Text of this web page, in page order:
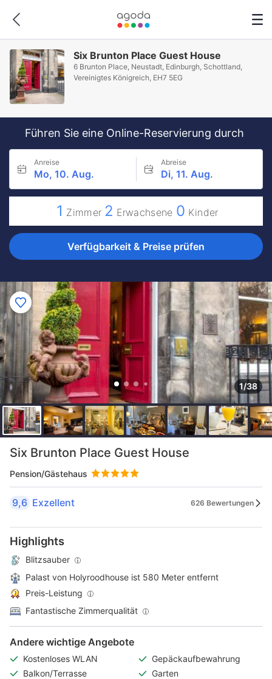
Six Brunton Place Guest House
6 Brunton Place, Neustadt, Edinburgh, Schottland,
Vereinigtes Königreich, EH7 5EG
Führen Sie eine Online-Reservierung durch
Anreise
Mo, 10. Aug.
Abreise
Di, 11. Aug.
1 Zimmer 2 Erwachsene 0 Kinder
Verfügbarkeit & Preise prüfen
1/38
Six Brunton Place Guest House
Pension/Gästehaus
9,6 Exzellent 626 Bewertungen
Highlights
Blitzsauber
Palast von Holyroodhouse ist 580 Meter entfernt
Preis-Leistung
Fantastische Zimmerqualität
Andere wichtige Angebote
Kostenloses WLAN
Gepäckaufbewahrung
Balkon/Terrasse
Garten